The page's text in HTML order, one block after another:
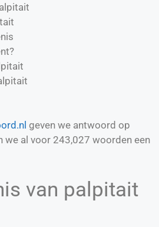
geven we antwoord op
we al voor 243,027 woorden een
van palpitait